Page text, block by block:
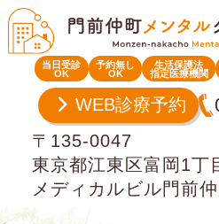
当日受診
OK
予約無し
OK
生活保護法
指定医療機関
WEB診療予約
〒135-0047
東京都江東区富岡1丁
メディカルビル門前